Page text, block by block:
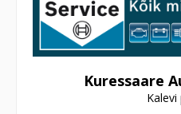
Kuressaare
Kalevi